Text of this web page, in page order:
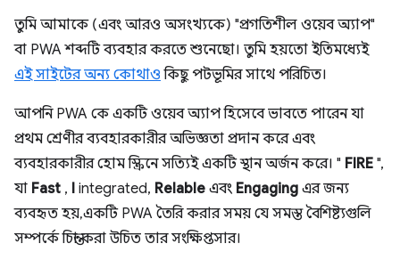
তুমি আমাকে (এবং আরও অসংখ্যকে) "প্রগতিশীল ওয়েব অ্যাপ"
বা PWA শব্দটি ব্যবহার করতে শুনেছো। তুমি হয়তো ইতিমধ্যেই
এই সাইটের অন্য কোথাও কিছু পটভূমির সাথে পরিচিত।
আপনি PWA কে একটি ওয়েব অ্যাপ হিসেবে ভাবতে পারেন যা
প্রথম শ্রেণীর ব্যবহারকারীর অভিজ্ঞতা প্রদান করে এবং
ব্যবহারকারীর হোম স্ক্রিনে সত্যিই একটি স্থান অর্জন করে। " FIRE ",
যা Fast , I integrated, Relable এবং Engaging এর জন্য
ব্যবহৃত হয়, একটি PWA তৈরি করার সময় যে সমস্ত বৈশিষ্ট্যগুলি
সম্পর্কে চিন্তা করা উচিত তার সংক্ষিপ্তসার।